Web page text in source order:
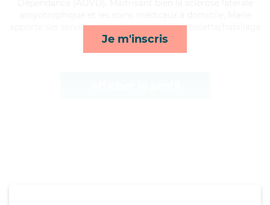
Je m'inscris
apporte ses services de ménage, mobilité, toilette/habillage
et activités*